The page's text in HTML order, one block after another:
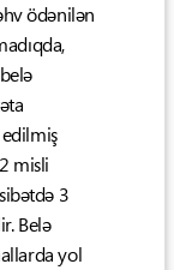
ödənilən
misli
3
Belə
yol